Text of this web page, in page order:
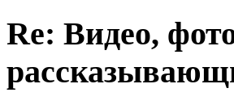
Re: Видео,